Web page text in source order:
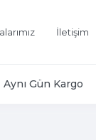
İletişim
Aynı Gün Kargo